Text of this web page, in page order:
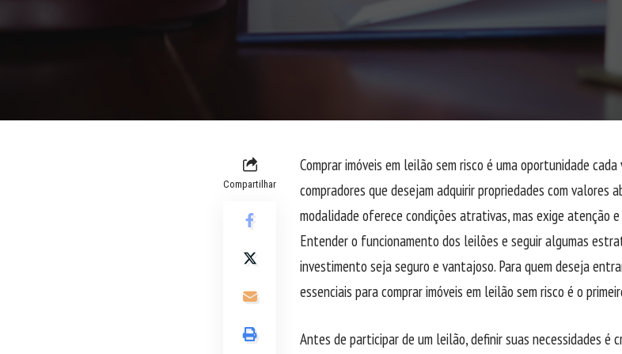
Compartilhar
Comprar imóveis em leilão sem risco é uma oportunidade
compradores que desejam adquirir propriedades com valores
modalidade oferece condições atrativas, mas exige atenção
Entender o funcionamento dos leilões e seguir algumas
investimento seja seguro e vantajoso. Para quem deseja
essenciais para comprar imóveis em leilão sem risco é o
Antes de participar de um leilão, definir suas necessidades é